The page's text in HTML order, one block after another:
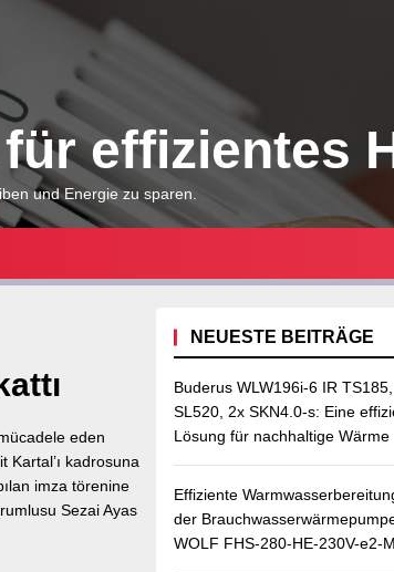
effizientes
und Energie zu sparen.
eden
Kartal’ı kadrosuna
imza törenine
Sezai Ayas
NEUESTE BEITRÄGE
Buderus WLW196i-6 IR TS185,
SL520, 2x SKN4.0-s: Eine
Lösung für nachhaltige Wärme
Effiziente
der
WOLF FHS-280-HE-230V-e2-